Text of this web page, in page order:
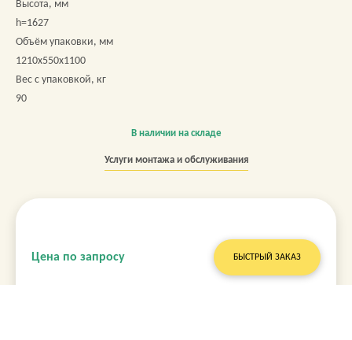
Высота, мм
h=1627
Объём упаковки, мм
1210х550х1100
Вес с упаковкой, кг
90
В наличии на складе
Услуги монтажа и обслуживания
Цена по запросу БЫСТРЫЙ ЗАКАЗ